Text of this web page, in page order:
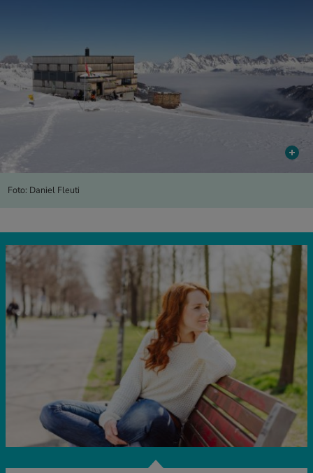
Foto: Daniel Fleuti